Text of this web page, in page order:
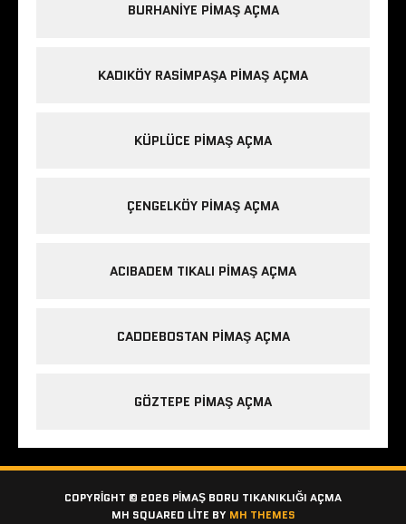
BURHANIYE PIMAŞ AÇMA
KADIKÖY RASIMPAŞA PIMAŞ AÇMA
KÜPLÜCE PIMAŞ AÇMA
ÇENGELKÖY PIMAŞ AÇMA
ACIBADEM TIKALI PIMAŞ AÇMA
CADDEBOSTAN PIMAŞ AÇMA
GÖZTEPE PIMAŞ AÇMA
COPYRIGHT © 2026 PIMAŞ BORU TIKANIKLIĞI AÇMA
MH SQUARED LITE BY MH THEMES